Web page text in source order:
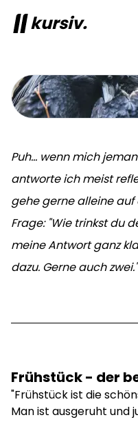
kursiv.
Puh... wenn mich
antworte ich meist
gehe gerne alleine auf
Frage: "Wie trinkst du
meine Antwort ganz
dazu. Gerne auch
Frühstück - der
"Frühstück ist die
Man ist ausgeruht und